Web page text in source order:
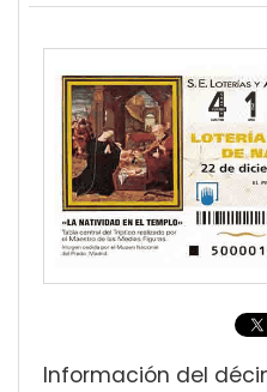
Información del